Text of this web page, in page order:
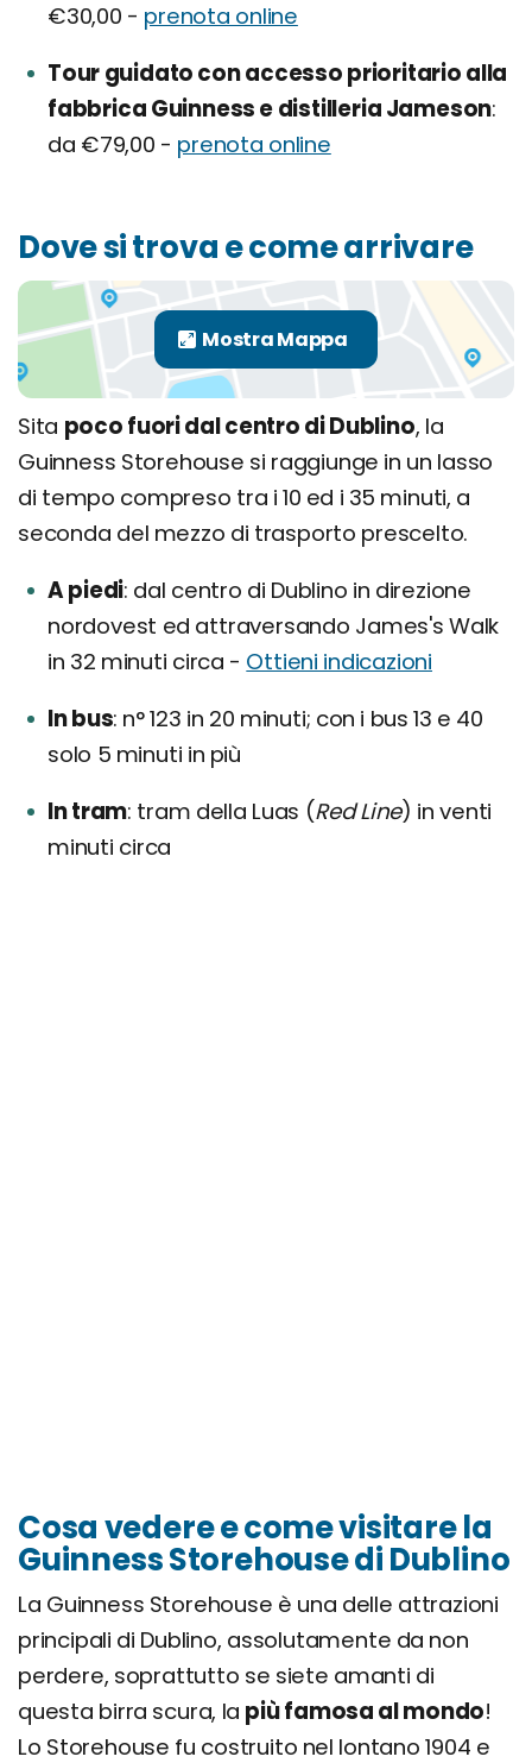
€30,00 - prenota online
Tour guidato con accesso prioritario alla
fabbrica Guinness e distilleria Jameson
da €79,00 - prenota online
Dove si trova e come arrivare
Sita poco fuori dal centro di Dublino, la
Guinness Storehouse si raggiunge in un lasso
di tempo compreso tra i 10 ed i 35 minuti, a
seconda del mezzo di trasporto prescelto.
A piedi dal centro di Dublino in direzione
nordovest ed attraversando James's Walk
in 32 minuti circa - Ottieni indicazioni
In bus n° 123 in 20 minuti; con i bus 13 e 40
solo 5 minuti in più
In tram tram della Luas (Red Line) in venti
minuti circa
Cosa vedere e come visitare la
Guinness Storehouse di Dublino
La Guinness Storehouse è una delle attrazioni
principali di Dublino, assolutamente da non
perdere, soprattutto se siete amanti di
questa birra scura, la più famosa al mondo!
Lo Storehouse fu costruito nel lontano 1904 e